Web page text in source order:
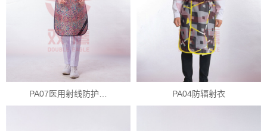
PA07医用射线防护… PA04防辐射衣
扫描微信二维码 X